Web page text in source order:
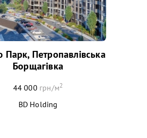
Петропавлівська
Борщагівка
44 000 грн/м2
BD Holding